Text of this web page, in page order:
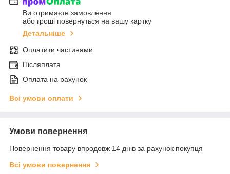
Ви отримаєте замовлення
або гроші повернуться на вашу картку
Детальніше
Оплатити частинами
Післяплата
Оплата на рахунок
Всі умови оплати
Умови повернення
Повернення товару впродовж 14 днів за рахунок покупця
Всі умови повернення